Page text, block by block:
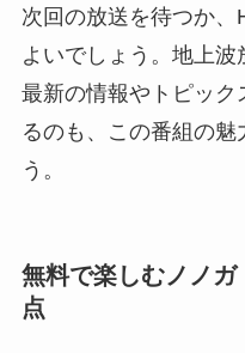
次回の放送を待つか、
よいでしょう。地上波
最新の情報やトピッ
るのも、この番組の魅
う。
無料で楽しむノノ
点